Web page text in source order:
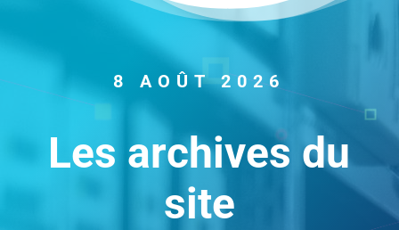
8 AOÛT 2026
Les archives du
site